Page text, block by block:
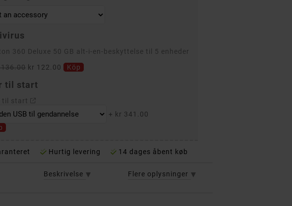
360 Deluxe 50 GB alt-i-en-beskyttelse til 5 enheder
136.00 kr 122.00 Köp
til start
til start
+ kr 341.00
Hurtig levering 14 dages åbent køb
Beskrivelse Flere oplysninger